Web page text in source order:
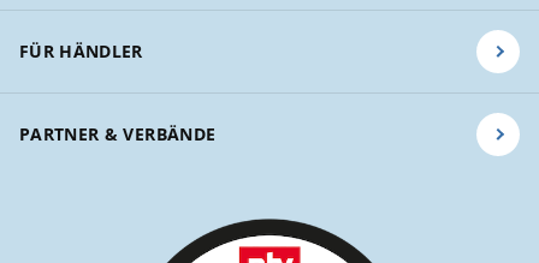
FÜR HÄNDLER
PARTNER & VERBÄNDE